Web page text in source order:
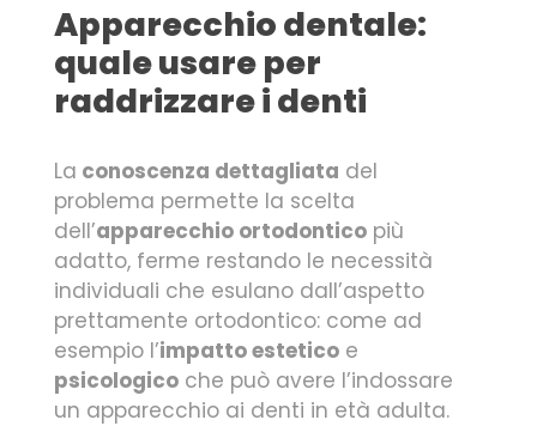
Apparecchio dentale:
quale usare per
raddrizzare i denti
La conoscenza dettagliata del
problema permette la scelta
dell’apparecchio ortodontico più
adatto, ferme restando le necessità
individuali che esulano dall’aspetto
prettamente ortodontico: come ad
esempio l’impatto estetico e
psicologico che può avere l’indossare
un apparecchio ai denti in età adulta.